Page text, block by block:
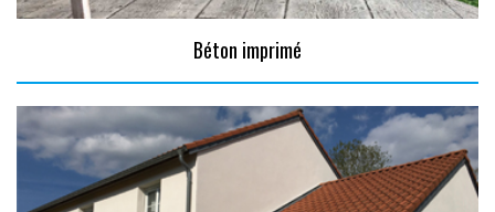
Béton imprimé